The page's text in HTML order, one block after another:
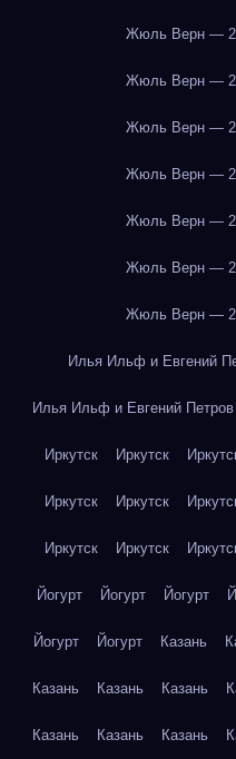
Жюль Верн —
Жюль Верн —
Жюль Верн —
Жюль Верн —
Жюль Верн —
Жюль Верн —
Жюль Верн —
Илья Ильф и Евгений
Илья Ильф и Евгений
Иркутск Иркутск
Иркутск Иркутск
Иркутск Иркутск
Йогурт Йогурт Йогурт
Йогурт Йогурт Казань
Казань Казань Казань
Казань Казань Казань